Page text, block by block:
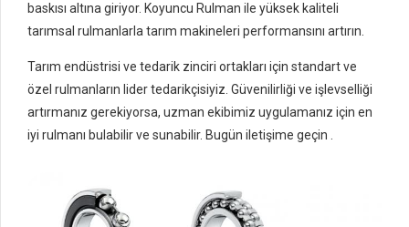
baskısı altına giriyor. Koyuncu Rulman ile yüksek kaliteli
tarımsal rulmanlarla tarım makineleri performansını artırın.
Tarım endüstrisi ve tedarik zinciri ortakları için standart ve
özel rulmanların lider tedarikçisiyiz. Güvenilirliği ve işlevselliği
artırmanız gerekiyorsa, uzman ekibimiz uygulamanız için en
iyi rulmanı bulabilir ve sunabilir. Bugün iletişime geçin .